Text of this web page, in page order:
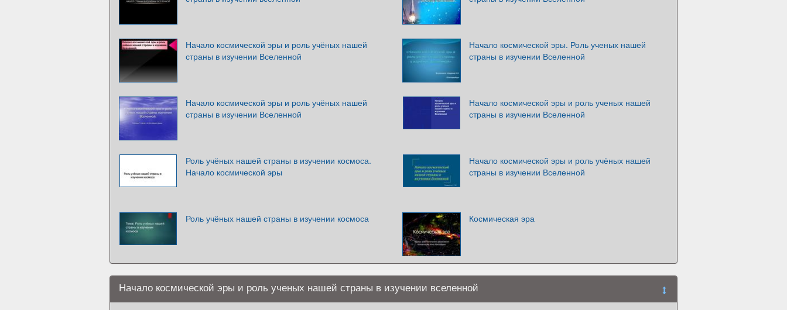
Начало космической эры и роль учёных нашей
страны в изучении Вселенной
Начало космической эры. Роль ученых нашей
страны в изучении Вселенной
Начало космической эры и роль учёных нашей
страны в изучении Вселенной
Начало космической эры и роль ученых нашей
страны в изучении Вселенной
Роль учёных нашей страны в изучении космоса.
Начало космической эры
Начало космической эры и роль учёных нашей
страны в изучении Вселенной
Роль учёных нашей страны в изучении космоса Космическая эра
Начало космической эры и роль ученых нашей страны в изучении вселенной